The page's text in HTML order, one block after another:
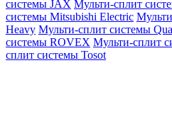
системы JAX Мульти-сплит
системы Mitsubishi Electric
Heavy Мульти-сплит системы
системы ROVEX Мульти-сплит
сплит системы Tosot